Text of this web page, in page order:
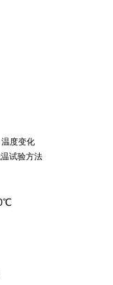
度变化
试验方法